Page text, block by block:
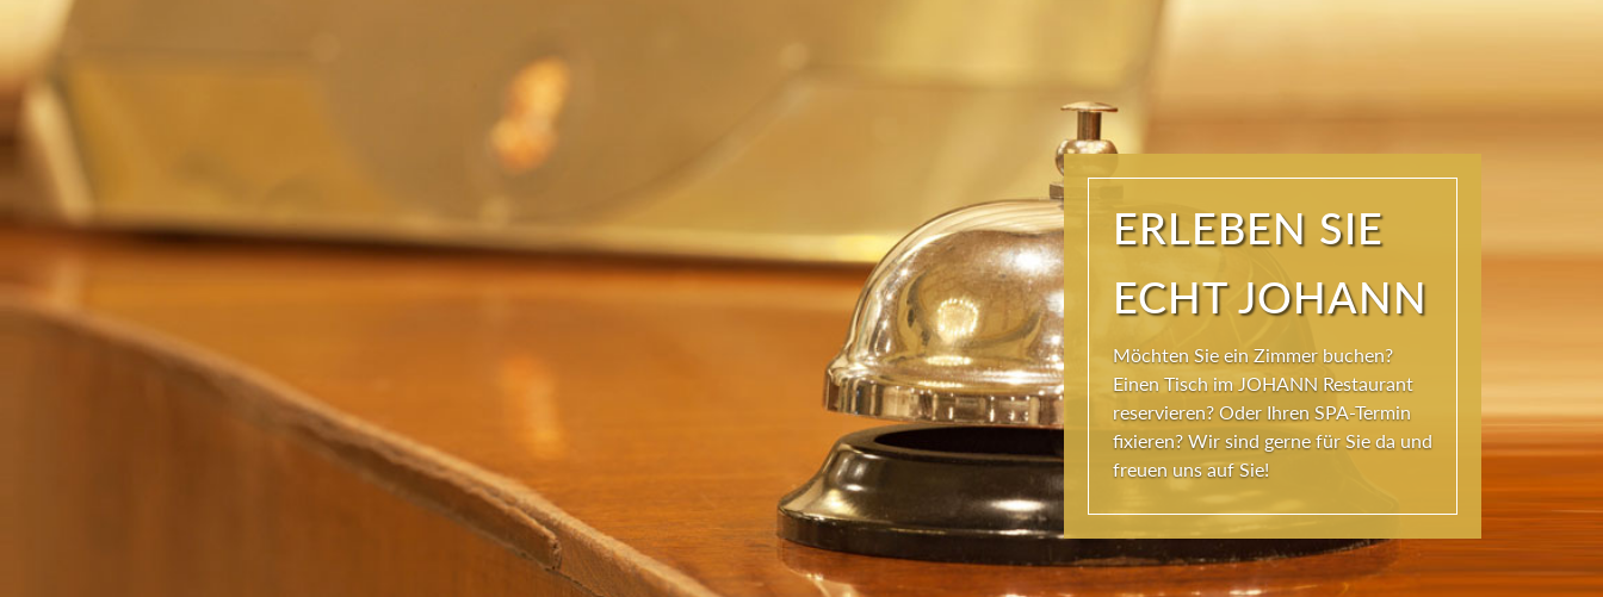
ERLEBEN SIE
ECHT JOHANN
Möchten Sie ein Zimmer buchen?
Einen Tisch im JOHANN Restaurant
reservieren? Oder Ihren SPA-Termin
fixieren? Wir sind gerne für Sie da und
freuen uns auf Sie!